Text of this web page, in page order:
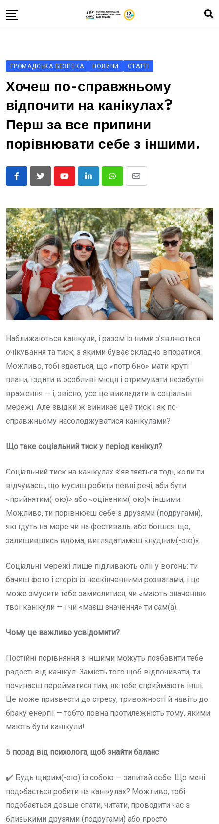
to
Влог
Історії про хлопців та дівчат
Зроби тест
Контакти
ROM
RUS
UKR
ГРОМАДСЬКА БЕЗПЕКА НОВИНИ СТАТТІ
Хочеш по-справжньому
відпочити на канікулах?
Перш за все припини
порівнювати себе з іншими.
YoutubeLinkedInWhatsappShare
Email
Наближаються канікули, і разом із ними з’являються
очікування та тиск, з якими буває складно впоратися.
Можливо, тобі здається, що «потрібно» мати круті
плани, їздити в особливі місця і отримувати незабутні
враження — і, звісно, усе це викладати в соціальні
мережі. Але звідки ж виникає цей тиск і як по-
справжньому насолоджуватися канікулами?
Що таке соціальний тиск у період канікул?
Соціальний тиск на канікулах з’являється тоді, коли ти
відчуваєш, що мусиш робити певні речі, аби бути
«прийнятим(-ою)» або «оціненим(-ою)» іншими.
Можливо, ти порівнюєш себе з друзями (подругами),
які їдуть на море чи на фестиваль, або боїшся, що,
залишившись вдома, виглядатимеш «нудним(-ою)».
Соціальні мережі лише підливають олії у вогонь: ти
бачиш фото і сторіз із нескінченними розвагами, і це
може змусити тебе замислитися, чи «мають значення»
твої канікули — і чи «маєш значення» ти сам(а).
Чому це важливо усвідомити?
Постійні порівняння з іншими можуть позбавити тебе
радості від канікул. Замість того щоб відпочивати, ти
починаєш перейматися тим, як тебе сприймають інші.
Це може призвести до стресу, тривожності й навіть до
браку енергії — тобто повна протилежність тому, якими
мають бути канікули!
5 порад від психолога, щоб знайти баланс
✔️ Будь щирим(-ою) із собою — запитай себе: Що мені
подобається робити на канікулах? Можливо, тобі
подобається довше спати, читати, проводити час з
близькими друзями (подругами) або просто